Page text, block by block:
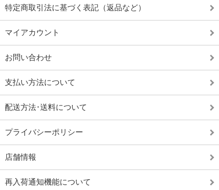
特定商取引法に基づく表記（返品など）
マイアカウント
お問い合わせ
支払い方法について
配送方法･送料について
プライバシーポリシー
店舗情報
再入荷通知機能について